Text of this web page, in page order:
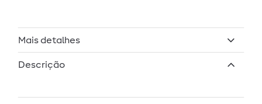
Mais detalhes
Descrição